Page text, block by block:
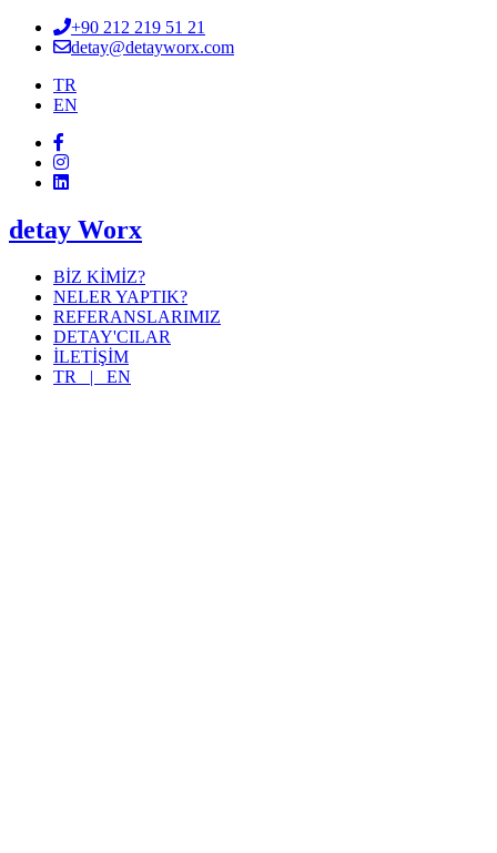
+90 212 219 51 21
detay@detayworx.com
TR
EN
detay Worx
BİZ KİMİZ?
NELER YAPTIK?
REFERANSLARIMIZ
DETAY'CILAR
İLETİŞİM
TR | EN